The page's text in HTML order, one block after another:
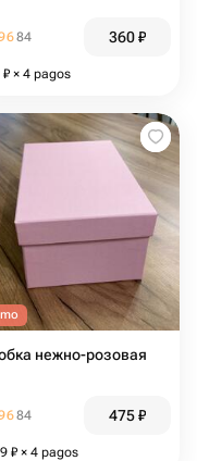
84 360₽
₽ × 4 pagos
нежно-розовая
84 475₽
₽ × 4 pagos